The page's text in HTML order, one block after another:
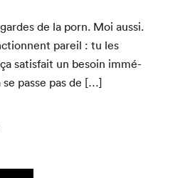
de la porn. Moi aus­si.
pareil : tu les
sat­is­fait un besoin immé­
passe pas de […]